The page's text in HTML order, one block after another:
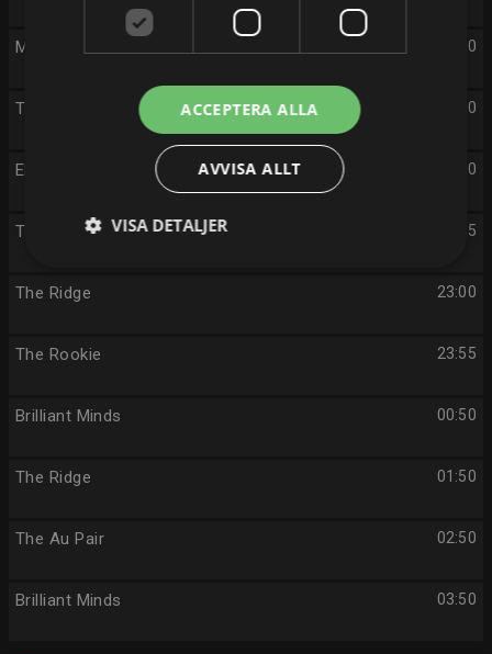
21:00
Morden i Marlow
22:00
TV4 Nyheterna och Sporten
22:40
Ekonominyheterna
22:55
TV4 Vädret
23:00
The Ridge
23:55
The Rookie
00:50
Brilliant Minds
01:50
The Ridge
02:50
The Au Pair
03:50
Brilliant Minds
ACCEPTERA ALLA
AVVISA ALLT
VISA DETALJER